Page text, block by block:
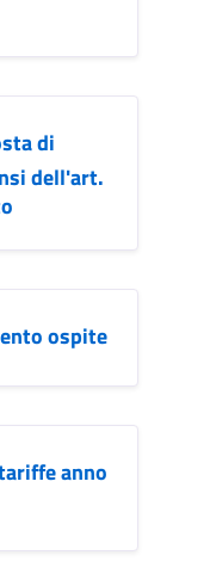
di
dell'art.
ospite
anno